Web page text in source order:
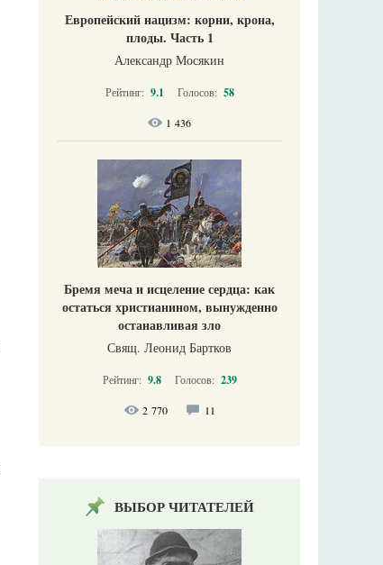
Европейский нацизм: корни, крона,
плоды. Часть 1
Александр Мосякин
Рейтинг: 9.1 Голосов: 58
1 436
Бремя меча и исцеление сердца: как
остаться христианином, вынужденно
останавливая зло
Свящ. Леонид Бартков
Рейтинг: 9.8 Голосов: 239
2 770 11
ВЫБОР ЧИТАТЕЛЕЙ